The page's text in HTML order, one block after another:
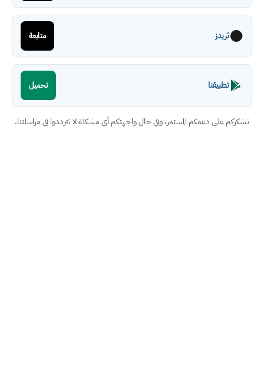
ثريدز متابعة
تطبيقنا تحميل
نشكركم على دعمكم المستمر، وفي حال واجهتكم أي مشكلة لا تترددوا في مراسلتنا.